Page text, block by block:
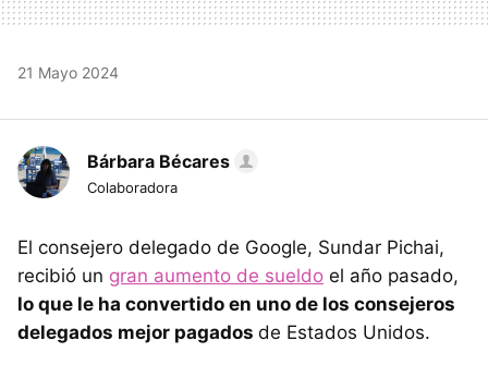
21 Mayo 2024
Bárbara Bécares
Colaboradora
El consejero delegado de Google, Sundar Pichai,
recibió un gran aumento de sueldo el año pasado,
lo que le ha convertido en uno de los consejeros
delegados mejor pagados de Estados Unidos.